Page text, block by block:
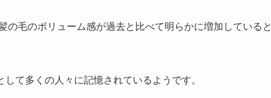
の毛のボリューム感が過去と比べて明らかに増加していると
て多くの人々に記憶されているようです。